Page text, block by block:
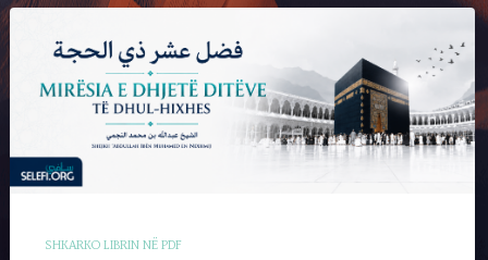
SHKARKO LIBRIN NË PDF